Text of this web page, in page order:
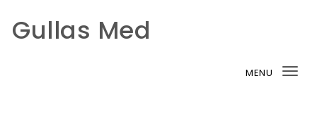
Skip to content
Gullas Med
MENU